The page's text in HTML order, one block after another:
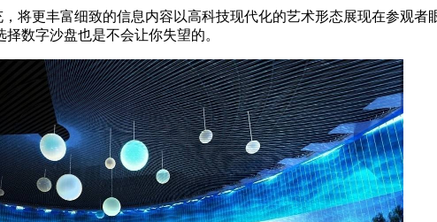
将更丰富细致的信息内容以高科技现代化的艺术形态展现在参观者
数字沙盘也是不会让你失望的。